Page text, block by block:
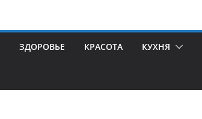
ЗДОРОВЬЕ КРАСОТА КУХНЯ